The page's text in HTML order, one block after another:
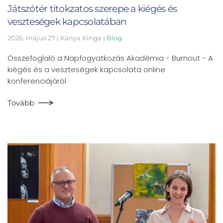
Játszótér titokzatos szerepe a kiégés és
veszteségek kapcsolatában
2026. május 27 | Kánya Kinga | Blog
Összefoglaló a Napfogyatkozás Akadémia - Burnout - A
kiégés és a veszteségek kapcsolata online
konferenciájáról
Tovább